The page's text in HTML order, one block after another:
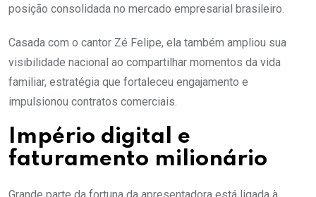
posição consolidada no mercado empresarial brasileiro.
Casada com o cantor Zé Felipe, ela também ampliou sua
visibilidade nacional ao compartilhar momentos da vida
familiar, estratégia que fortaleceu engajamento e
impulsionou contratos comerciais.
Império digital e
faturamento milionário